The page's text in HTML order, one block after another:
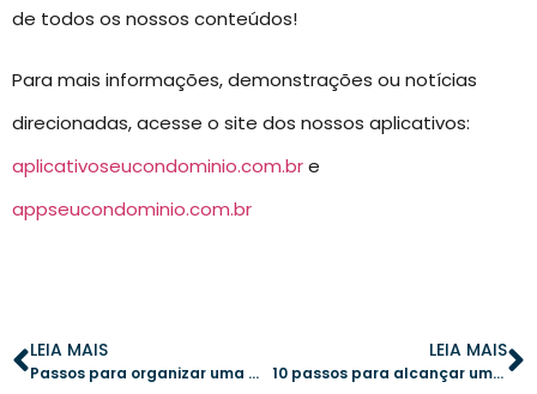
de todos os nossos conteúdos!
Para mais informações, demonstrações ou notícias
direcionadas, acesse o site dos nossos aplicativos:
aplicativoseucondominio.com.bre
appseucondominio.com.br
LEIA MAIS
Passos para organizar uma assembleia condominial eficiente e harmônica
LEIA MAIS
10 passos para alcançar uma administração condominial organizada e eficiente